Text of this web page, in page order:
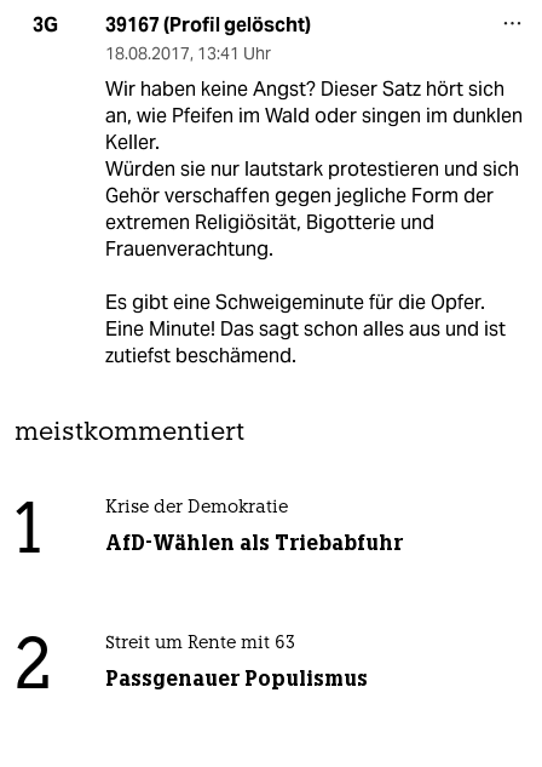
3G 39167 (Profil gelöscht)
18.08.2017, 13:41 Uhr
Wir haben keine Angst? Dieser Satz hört sich
an, wie Pfeifen im Wald oder singen im dunklen
Keller.
Würden sie nur lautstark protestieren und sich
Gehör verschaffen gegen jegliche Form der
extremen Religiösität, Bigotterie und
Frauenverachtung.
Es gibt eine Schweigeminute für die Opfer.
Eine Minute! Das sagt schon alles aus und ist
zutiefst beschämend.
meistkommentiert
1 Krise der Demokratie
AfD-Wählen als Triebabfuhr
2 Streit um Rente mit 63
Passgenauer Populismus